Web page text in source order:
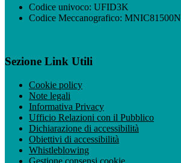
Codice univoco: UFID3K
Codice Meccanografico: MNIC81500N
Sezione Link Utili
Cookie policy
Note legali
Informativa Privacy
Ufficio Relazioni con il Pubblico
Dichiarazione di accessibilità
Obiettivi di accessibilità
Whistleblowing
Gestione consensi cookie